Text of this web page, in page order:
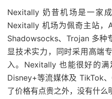
Nexitally 奶昔机场是一家
Nexitally 机场为佩奇主站，
Shadowsocks、Trojan 多种
显技术实力，同时采用高端
入。Nexitally 也能很好的满
Disney+等流媒体及 TikTok
了价格有点贵之外，没有什么